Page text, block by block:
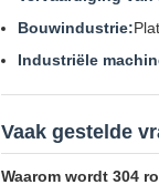
Bouwindustrie:
Industriële
Vaak gestelde
Waarom wordt 304